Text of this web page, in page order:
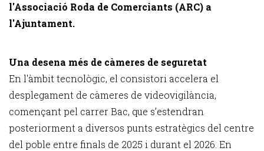
l'Associació Roda de Comerciants (ARC) a
l'Ajuntament.
Una desena més de càmeres de seguretat
En l'àmbit tecnològic, el consistori accelera el
desplegament de càmeres de videovigilància,
començant pel carrer Bac, que s’estendran
posteriorment a diversos punts estratègics del centre
del poble entre finals de 2025 i durant el 2026. En